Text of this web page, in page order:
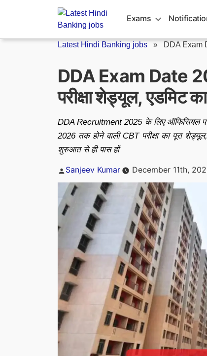
Exams
Latest Hindi Banking jobs » DDA Exam
DDA Exam Date
परीक्षा शेड्यूल, एडमिट
DDA Recruitment 2025 के लिए ऑफिसियल
2026 तक होने वाली CBT परीक्षा का पूरा
शुरुआत से ही पास हों
Posted
Sanjeev Kumar December 11th,